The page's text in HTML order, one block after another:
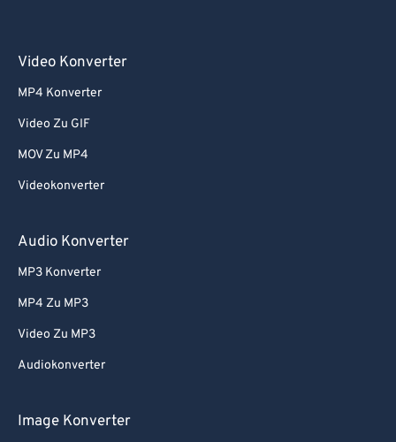
Video Konverter
MP4 Konverter
Video Zu GIF
MOV Zu MP4
Videokonverter
Audio Konverter
MP3 Konverter
MP4 Zu MP3
Video Zu MP3
Audiokonverter
Image Konverter